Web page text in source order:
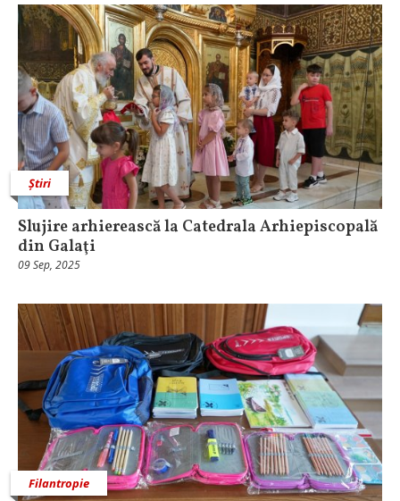
Știri
Slujire arhierească la Catedrala Arhiepiscopală
din Galaţi
09 Sep, 2025
Filantropie